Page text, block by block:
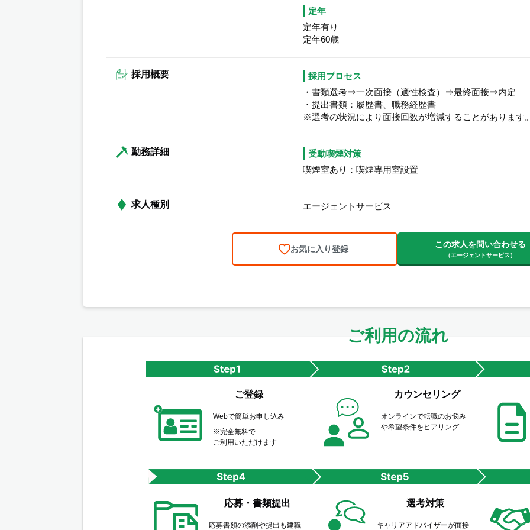
定年
定年有り
定年60歳
採用概要
採用プロセス
・書類選考⇒一次面接（適性検査）⇒最終面接⇒内定
・提出書類：履歴書、職務経歴書
※選考の状況により面接回数が増減することがあります
勤務詳細
受動喫煙対策
喫煙室あり：喫煙専用室設置
求人種別 エージェントサービス
お気に入り登録 この求人を問い合わせる
（エージェントサービス）
ご利用の流れ
ご登録
Webで簡単お申し込み
※完全無料で
ご利用いただけます
カウンセリング
オンラインで転職のお悩み
や希望条件をヒアリング
応募・書類提出
応募書類の添削や提出も建職
選考対策
キャリアアドバイザーが面接